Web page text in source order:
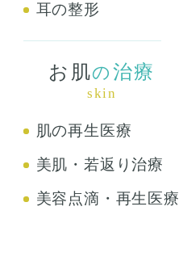
耳の整形
お肌の 治療
skin
肌の再生医療
美肌・若返り治療
美容点滴・再生医療